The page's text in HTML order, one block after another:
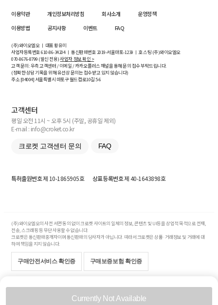
Currently Not Available
이용약관 개인정보처리방침 회사소개
운영정책
이용방법
공지사항 이벤트 FAQ
(주)와이오엘오 ㅣ 대표 황유미
사업자등록번호610-86-34204ㅣ 통신판매번호 2019-서울마포-1239 ㅣ 호스팅 (주)와이오엘오
070-8676-8799 (발신 전용)사업자 정보 확인 >
고객 문의: 우측 고객센터 / 이메일 / 카카오플러스 채널을 통해 문의 접수 부탁드립니다.
(정확한 상담 기록을 위해 유선상 문의는 접수받고 있지 않습니다)
주소 [04004] 서울특별시 마포구 월드컵로10길5-6
고객센터
평일 오전 11시 ~ 오후 5시 (주말, 공휴일 제외)
E-mail : info@croket.co.kr
크로켓 고객센터 문의 FAQ
특허출원번호제 10-1865905호 상표등록번호제 40-1643898호
(주)와이오엘오의 사전 서면 동의 없이 크로켓 사이트의 일체의 정보, 콘텐츠 및 UI등을 상업적 목적으로 전재,
전송, 스크래핑 등 무단 사용할 수 없습니다.
크로켓은 통신판매중개자이며 통신판매의 당사자가 아닙니다. 따라서 크로켓은 상품·거래정보 및 거래에 대
하여 책임을 지지 않습니다.
구매안전서비스 확인증 구매보증보험 확인증